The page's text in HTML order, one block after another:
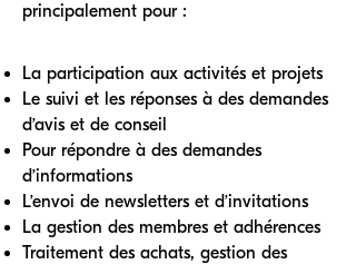
principalement pour :
La participation aux activités et projets
Le suivi et les réponses à des demandes
d’avis et de conseil
Pour répondre à des demandes
d’informations
L’envoi de newsletters et d’invitations
La gestion des membres et adhérences
Traitement des achats, gestion des